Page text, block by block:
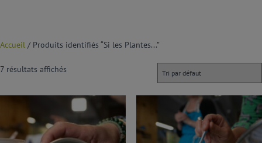
Accueil / Produits identifiés “Si les Plantes...”
7 résultats affichés